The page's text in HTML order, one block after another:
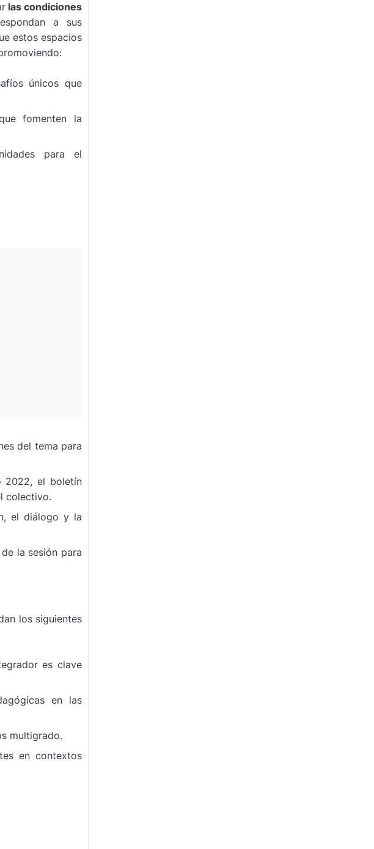
las condiciones
a sus
estos espacios
únicos que
fomenten la
para el
del tema para
2022, el boletín
colectivo.
el diálogo y la
la sesión para
los siguientes
es clave
en las
multigrado.
en contextos